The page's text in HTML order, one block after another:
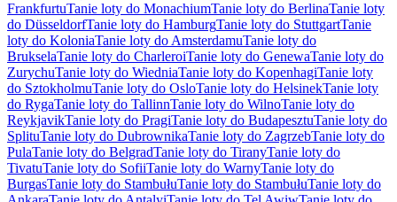
FrankfurtuTanie loty do MonachiumTanie loty do BerlinaTanie loty
do DüsseldorfTanie loty do HamburgTanie loty do StuttgartTanie
loty do KoloniaTanie loty do AmsterdamuTanie loty do
BrukselaTanie loty do CharleroiTanie loty do GenewaTanie loty do
ZurychuTanie loty do WiedniaTanie loty do KopenhagiTanie loty
do SztokholmuTanie loty do OsloTanie loty do HelsinekTanie loty
do RygaTanie loty do TallinnTanie loty do WilnoTanie loty do
ReykjavikTanie loty do PragiTanie loty do BudapesztuTanie loty do
SplituTanie loty do DubrownikaTanie loty do ZagrzebTanie loty do
PulaTanie loty do BelgradTanie loty do TiranyTanie loty do
TivatuTanie loty do SofiiTanie loty do WarnyTanie loty do
BurgasTanie loty do StambułuTanie loty do StambułuTanie loty do